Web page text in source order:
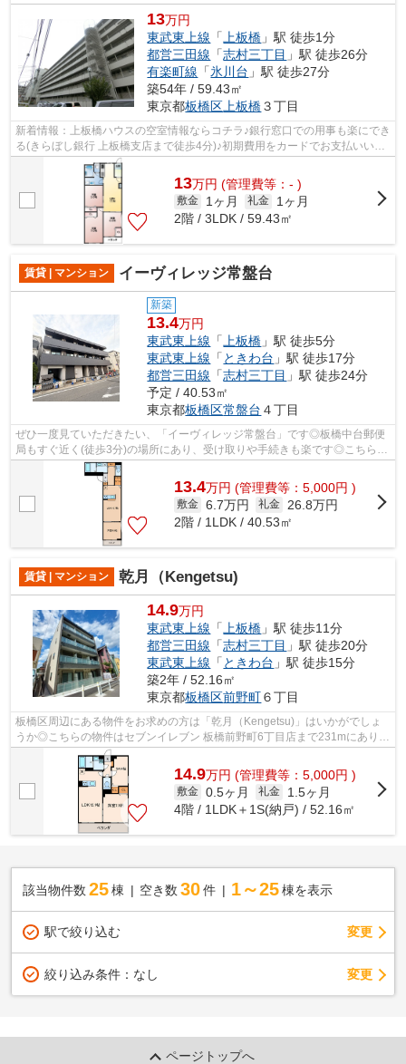
13万円
東武東上線 「上板橋 」駅 徒歩1分
都営三田線 「志村三丁目 」駅 徒歩26分
有楽町線 「氷川台 」駅 徒歩27分
築54年 / 59.43㎡
東京都板橋区上板橋３丁目
新着情報：上板橋ハウスの空室情報ならコチラ♪銀行窓口での用事も楽にでき
る(きらぼし銀行 上板橋支店まで徒歩4分)♪初期費用をカードでお支払いいた
だけるので、カードで決済したい方...
13万円 (管理費等：- )
敷金 1ヶ月 礼金
1ヶ月
2階 / 3LDK / 59.43㎡
賃貸 | マンション イーヴィレッジ常盤台
新築
13.4万円
東武東上線 「上板橋 」駅 徒歩5分
東武東上線 「 ときわ台 」駅 徒歩17分
都営三田線 「志村三丁目 」駅 徒歩24分
予定 / 40.53㎡
東京都板橋区常盤台 ４丁目
ぜひ一度見ていただきたい、「イーヴィレッジ常盤台」です◎板橋中台郵便
局もすぐ近く(徒歩3分)の場所にあり、受け取りや手続きも楽です◎こちらの
マンションでは初期費用をカードでお支...
13.4万円 (管理費等：5,000円 )
敷金 6.7万円 礼金
26.8万円
2階 / 1LDK / 40.53㎡
賃貸 | マンション 乾月（Kengetsu)
14.9万円
東武東上線 「 上板橋 」駅 徒歩11分
都営三田線 「志村三丁目 」駅 徒歩20分
東武東上線 「 ときわ台 」駅 徒歩15分
築2年 / 52.16㎡
東京都板橋区前野町６丁目
板橋区周辺にある物件をお求めの方は「乾月（Kengetsu)」はいかがでしょ
うか◎こちらの物件はセブンイレブン 板橋前野町6丁目店まで231mにありま
す◎徒歩11分で駅へのアクセスが可能な物...
14.9万円 (管理費等：5,000円 )
敷金 0.5ヶ月 礼金
1.5ヶ月
4階 / 1LDK＋1S(納戸) / 52.16㎡
該当物件数 25棟 空き数 30 件 1～25 棟を表示
駅で絞り込む 変更
絞り込み条件： なし 変更
ページトップへ